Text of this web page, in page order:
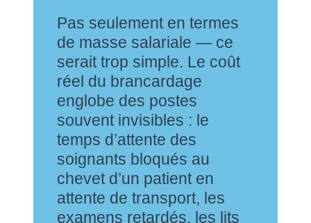
Pas seulement en termes
de masse salariale — ce
serait trop simple. Le coût
réel du brancardage
englobe des postes
souvent invisibles : le
temps d’attente des
soignants bloqués au
chevet d’un patient en
attente de transport, les
examens retardés, les lits